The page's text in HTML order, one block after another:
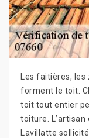
Les faitières, les
forment le toit.
toit tout entier
toiture. L’artisan
Lavillatte